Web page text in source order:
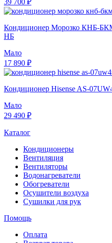
39 700 ₽
Кондиционер Морозко КНБ-
НБ
Мало
17 890 ₽
Кондиционер Hisense AS-
Мало
29 490 ₽
Каталог
Кондиционеры
Вентиляция
Вентиляторы
Водонагреватели
Обогреватели
Осушители воздуха
Сушилки для рук
Помощь
Оплата